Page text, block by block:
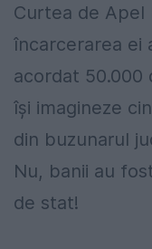
Curtea de Apel
încarcerarea ei
acordat 50.000
își imagineze
din buzunarul
Nu, banii au
de stat!